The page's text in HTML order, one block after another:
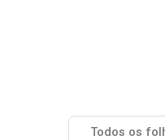
Todos os